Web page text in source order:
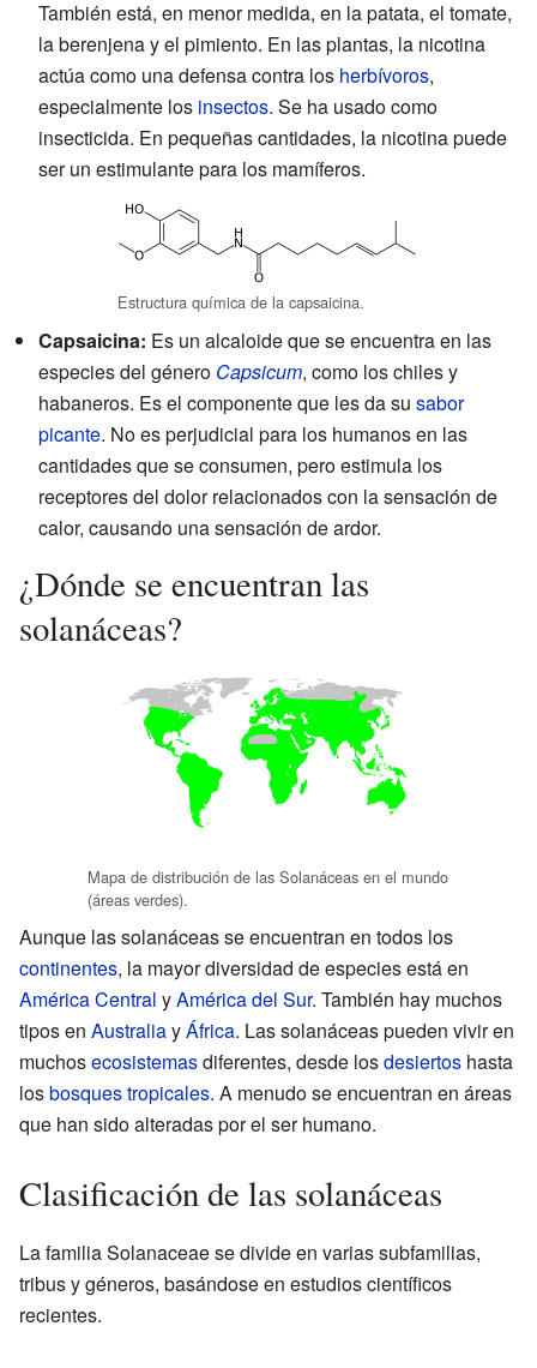
También está, en menor medida, en la patata, el tomate,
la berenjena y el pimiento. En las plantas, la nicotina
actúa como una defensa contra los herbívoros,
especialmente los insectos. Se ha usado como
insecticida. En pequeñas cantidades, la nicotina puede
ser un estimulante para los mamíferos.
Estructura química de la capsaicina.
Capsaicina: Es un alcaloide que se encuentra en las
especies del género Capsicum, como los chiles y
habaneros. Es el componente que les da su sabor
picante. No es perjudicial para los humanos en las
cantidades que se consumen, pero estimula los
receptores del dolor relacionados con la sensación de
calor, causando una sensación de ardor.
¿Dónde se encuentran las
solanáceas?
Mapa de distribución de las Solanáceas en el mundo
(áreas verdes).
Aunque las solanáceas se encuentran en todos los
continentes, la mayor diversidad de especies está en
América Central yAmérica del Sur. También hay muchos
tipos en AustraliayÁfrica. Las solanáceas pueden vivir en
muchosecosistemasdiferentes, desde losdesiertos hasta
losbosques tropicales. A menudo se encuentran en áreas
que han sido alteradas por el ser humano.
Clasificación de las solanáceas
La familia Solanaceae se divide en varias subfamilias,
tribus y géneros, basándose en estudios científicos
recientes.